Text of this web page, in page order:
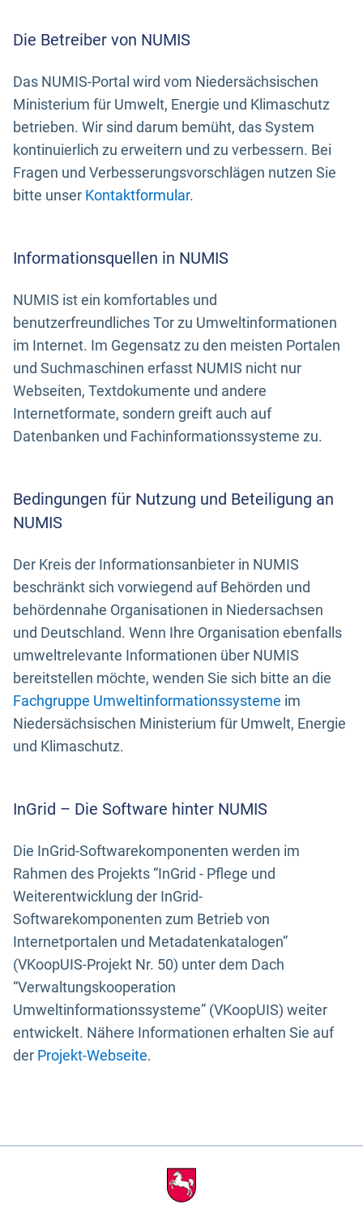
Die Betreiber von NUMIS
Das NUMIS-Portal wird vom Niedersächsischen
Ministerium für Umwelt, Energie und Klimaschutz
betrieben. Wir sind darum bemüht, das System
kontinuierlich zu erweitern und zu verbessern. Bei
Fragen und Verbesserungsvorschlägen nutzen Sie
bitte unser Kontaktformular.
Informationsquellen in NUMIS
NUMIS ist ein komfortables und
benutzerfreundliches Tor zu Umweltinformationen
im Internet. Im Gegensatz zu den meisten Portalen
und Suchmaschinen erfasst NUMIS nicht nur
Webseiten, Textdokumente und andere
Internetformate, sondern greift auch auf
Datenbanken und Fachinformationssysteme zu.
Bedingungen für Nutzung und Beteiligung an
NUMIS
Der Kreis der Informationsanbieter in NUMIS
beschränkt sich vorwiegend auf Behörden und
behördennahe Organisationen in Niedersachsen
und Deutschland. Wenn Ihre Organisation ebenfalls
umweltrelevante Informationen über NUMIS
bereitstellen möchte, wenden Sie sich bitte an die
Fachgruppe Umweltinformationssysteme im
Niedersächsischen Ministerium für Umwelt, Energie
und Klimaschutz.
InGrid – Die Software hinter NUMIS
Die InGrid-Softwarekomponenten werden im
Rahmen des Projekts “InGrid - Pflege und
Weiterentwicklung der InGrid-
Softwarekomponenten zum Betrieb von
Internetportalen und Metadatenkatalogen”
(VKoopUIS-Projekt Nr. 50) unter dem Dach
“Verwaltungskooperation
Umweltinformationssysteme” (VKoopUIS) weiter
entwickelt. Nähere Informationen erhalten Sie auf
der Projekt-Webseite.